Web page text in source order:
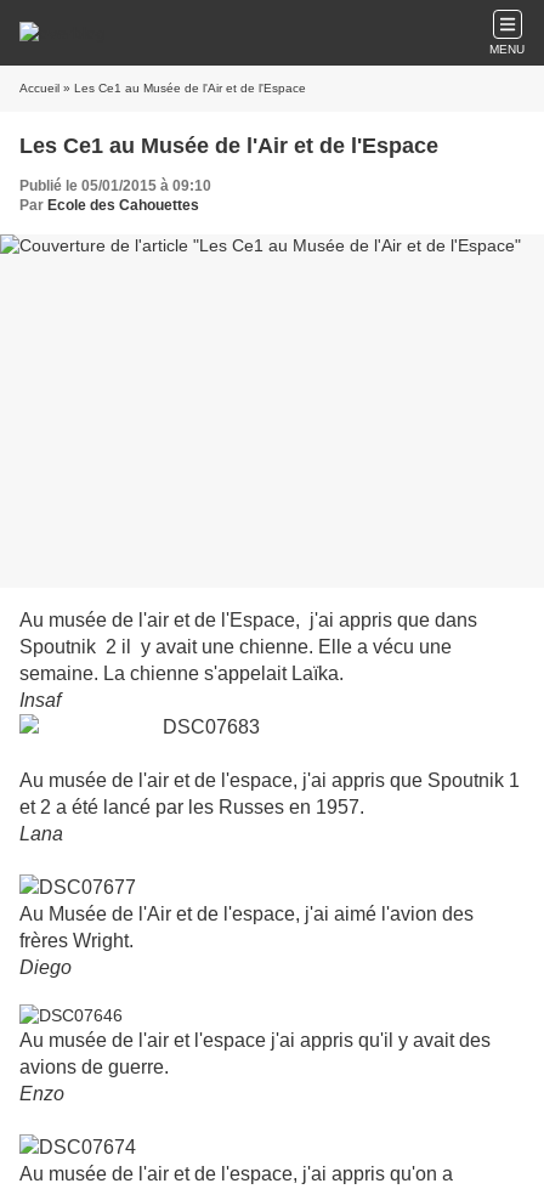
MENU
Accueil » Les Ce1 au Musée de l'Air et de l'Espace
Les Ce1 au Musée de l'Air et de l'Espace
Publié le 05/01/2015 à 09:10
Par Ecole des Cahouettes
Au musée de l'air et de l'Espace, j'ai appris que dans
Spoutnik 2 il y avait une chienne. Elle a vécu une
semaine. La chienne s'appelait Laïka.
Insaf
Au musée de l'air et de l'espace, j'ai appris que Spoutnik 1
et 2 a été lancé par les Russes en 1957.
Lana
Au Musée de l'Air et de l'espace, j'ai aimé l'avion des
frères Wright.
Diego
Au musée de l'air et l'espace j'ai appris qu'il y avait des
avions de guerre.
Enzo
Au musée de l'air et de l'espace, j'ai appris qu'on a